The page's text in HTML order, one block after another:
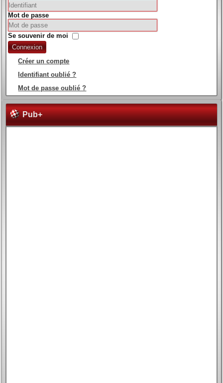
Mot de passe
Se souvenir de moi
Connexion
Créer un compte
Identifiant oublié ?
Mot de passe oublié ?
Pub+